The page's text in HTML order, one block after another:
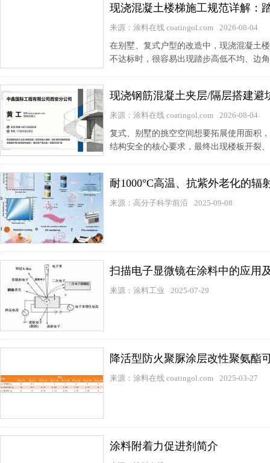
现浇混凝土楼梯施工规范详解：
来源：涂料在线 coatingol.com
2026-08-04
在别墅、复式户型的改造中，现浇混凝土
不达标时，很容易出现踏步高低不均、边
现浇钢筋混凝土夹层/隔层搭建
来源：涂料在线 coatingol.com
2026-08-04
复式、别墅的挑空空间想要拓展使用面积
结构安全的核心要求，最终出现楼板开裂
耐1000°C高温、抗紫外老化的辐
来源：高分子科学前沿 2025-09-08
扫描电子显微镜在涂料中的应用
来源：涂料工业 2025-07-29
降活型防火聚脲涂层改性聚氨酯
来源：涂料在线 coatingol.com 2025-03-27
涂料附着力促进剂简介